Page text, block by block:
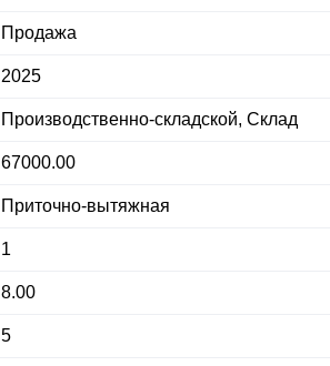
Продажа
2025
Производственно-складской, Склад
67000.00
Приточно-вытяжная
1
8.00
5